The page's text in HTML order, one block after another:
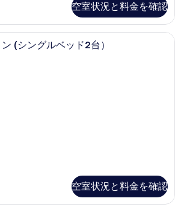
空室状況と料金を確認
セーフティボックス (室内)、遮光カ
(シングルベッド2台）
空室状況と料金を確認